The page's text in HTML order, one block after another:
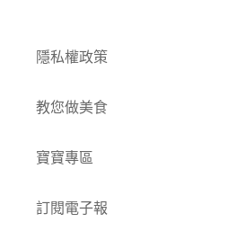
隱私權政策
教您做美食
寶寶專區
訂閱電子報